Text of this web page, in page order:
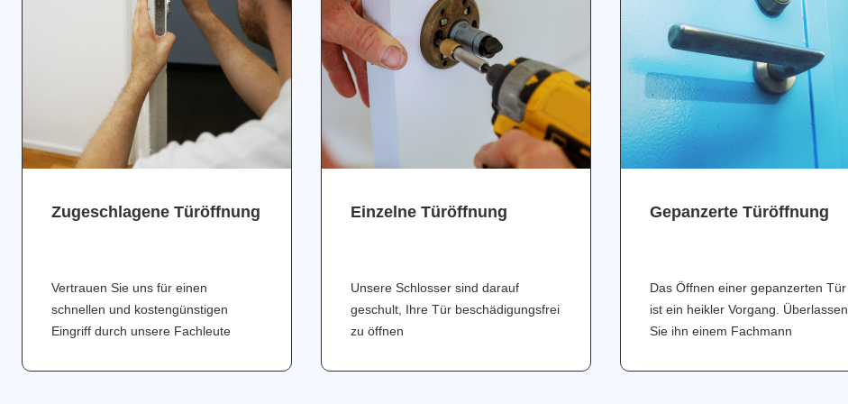
Zugeschlagene Türöffnung
Vertrauen Sie uns für einen
schnellen und kostengünstigen
Eingriff durch unsere Fachleute
Einzelne Türöffnung
Unsere Schlosser sind darauf
geschult, Ihre Tür beschädigungsfrei
zu öffnen
Gepanzerte Türöffnung
Das Öffnen einer gepanzerten Tür
ist ein heikler Vorgang. Überlassen
Sie ihn einem Fachmann